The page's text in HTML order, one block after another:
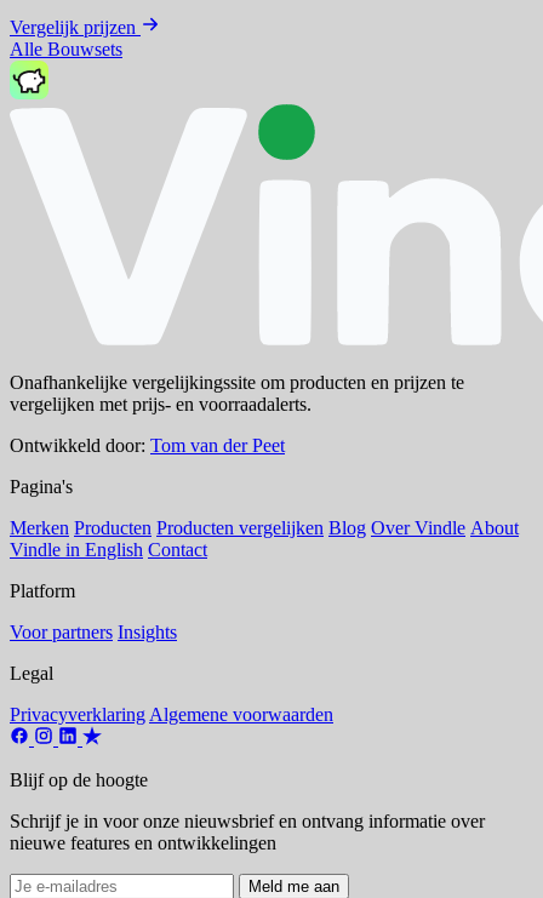
Vergelijk prijzen
Alle Bouwsets
Onafhankelijke vergelijkingssite om producten en prijzen te
vergelijken met prijs- en voorraadalerts.
Ontwikkeld door: Tom van der Peet
Pagina's
Merken Producten Producten vergelijken Blog Over Vindle About
Vindle in English Contact
Platform
Voor partners Insights
Legal
Privacyverklaring Algemene voorwaarden
Blijf op de hoogte
Schrijf je in voor onze nieuwsbrief en ontvang informatie over
nieuwe features en ontwikkelingen
Meld me aan